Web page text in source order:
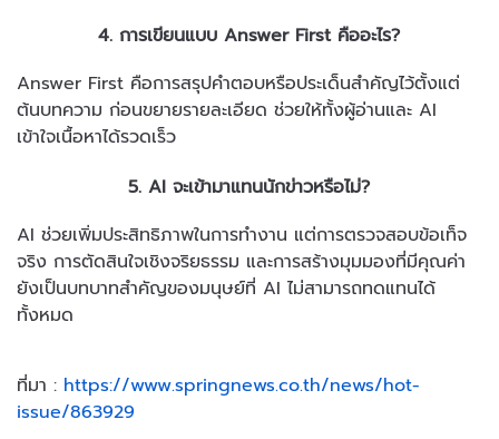
4. การเขียนแบบ Answer First คืออะไร?
Answer First คือการสรุปคำตอบหรือประเด็นสำคัญไว้ตั้งแต่
ต้นบทความ ก่อนขยายรายละเอียด ช่วยให้ทั้งผู้อ่านและ AI
เข้าใจเนื้อหาได้รวดเร็ว
5. AI จะเข้ามาแทนนักข่าวหรือไม่?
AI ช่วยเพิ่มประสิทธิภาพในการทำงาน แต่การตรวจสอบข้อเท็จ
จริง การตัดสินใจเชิงจริยธรรม และการสร้างมุมมองที่มีคุณค่า
ยังเป็นบทบาทสำคัญของมนุษย์ที่ AI ไม่สามารถทดแทนได้
ทั้งหมด
ที่มา : https://www.springnews.co.th/news/hot-
issue/863929